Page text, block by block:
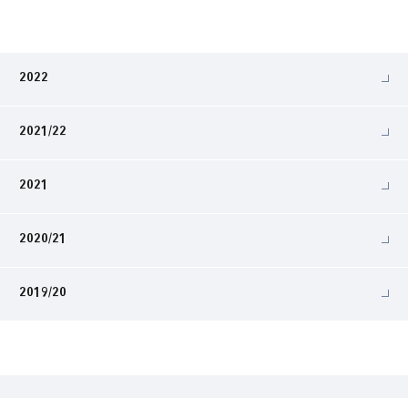
2022
2021/22
2021
2020/21
2019/20